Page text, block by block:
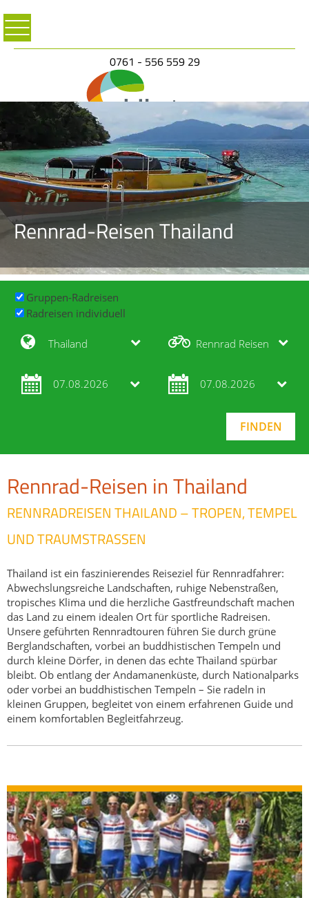
0761 - 556 559 29
Rennrad-Reisen Thailand
Gruppen-Radreisen
Radreisen individuell
Thailand Rennrad Reisen
07.08.2026 07.08.2026
Rennrad-Reisen in Thailand
RENNRADREISEN THAILAND – TROPEN, TEMPEL
UND TRAUMSTRASSEN
Thailand ist ein faszinierendes Reiseziel für Rennradfahrer:
Abwechslungsreiche Landschaften, ruhige Nebenstraßen,
tropisches Klima und die herzliche Gastfreundschaft machen
das Land zu einem idealen Ort für sportliche Radreisen.
Unsere geführten Rennradtouren führen Sie durch grüne
Berglandschaften, vorbei an buddhistischen Tempeln und
durch kleine Dörfer, in denen das echte Thailand spürbar
bleibt. Ob entlang der Andamanenküste, durch Nationalparks
oder vorbei an buddhistischen Tempeln – Sie radeln in
kleinen Gruppen, begleitet von einem erfahrenen Guide und
einem komfortablen Begleitfahrzeug.